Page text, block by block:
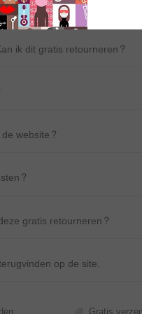
koop?
ik dit gratis retourneren?
website?
gratis retourneren?
op de site.